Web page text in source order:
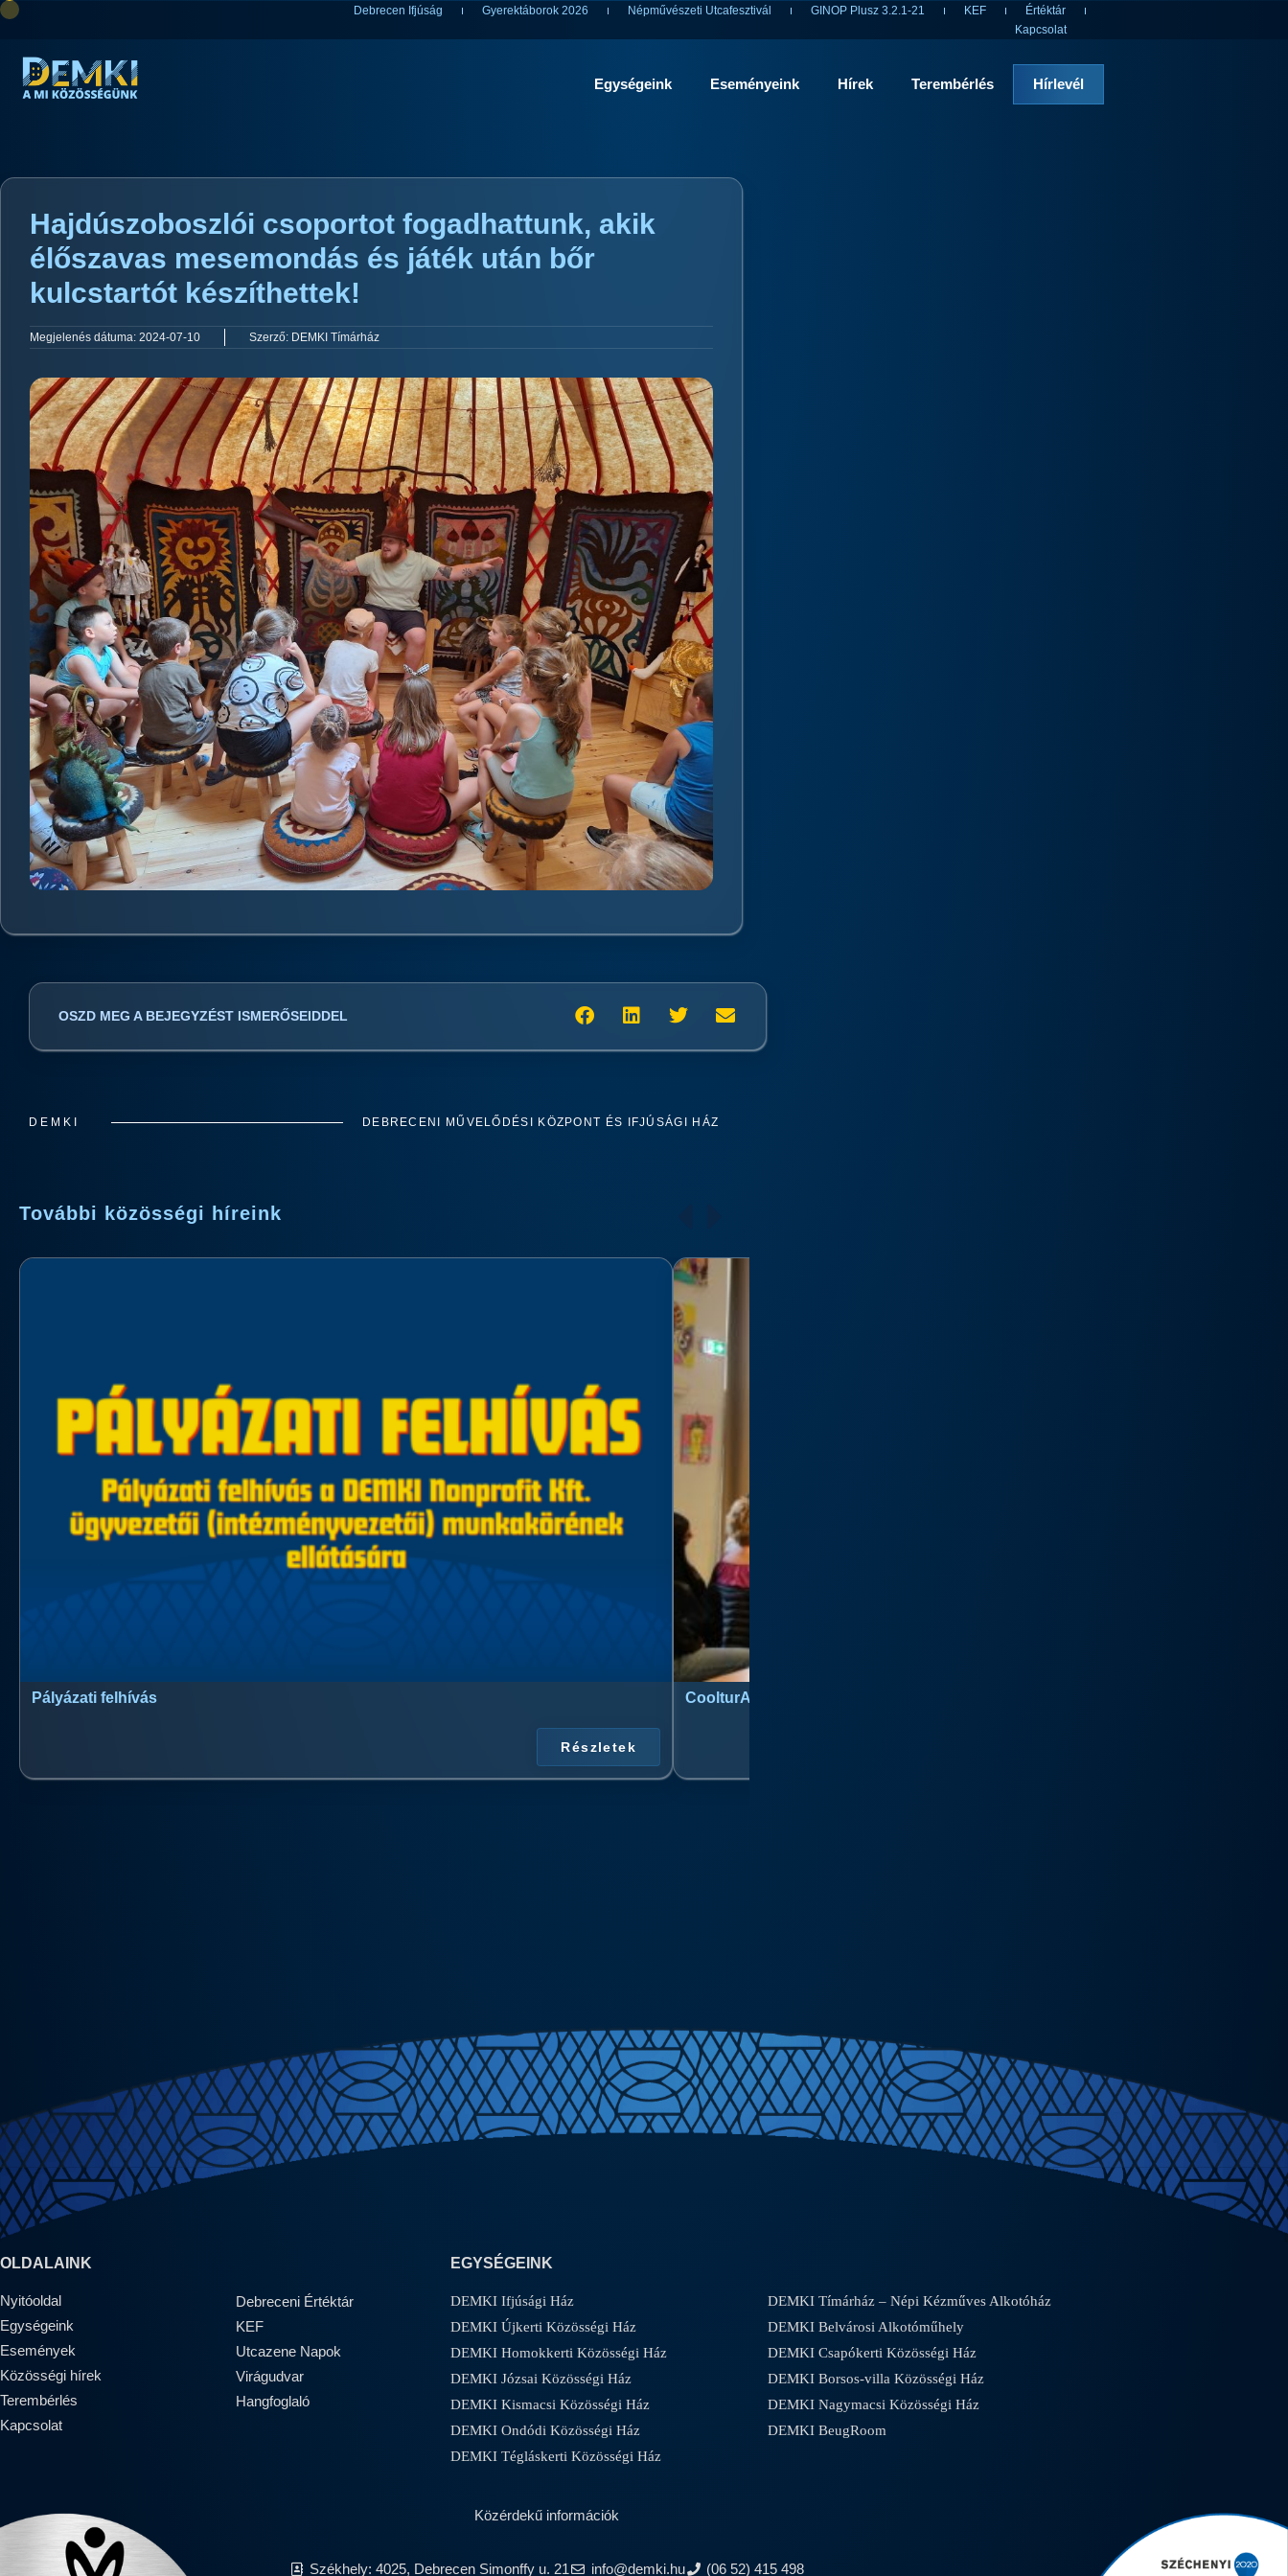
Debrecen Ifjúság Gyerektáborok 2026 Népművészeti Utcafesztivál GINOP Plusz 3.2.1-21 KEF
Értéktár
Kapcsolat
Egységeink Eseményeink Hírek Terembérlés Hírlevél
Hajdúszoboszlói csoportot fogadhattunk, akik
élőszavas mesemondás és játék után bőr
kulcstartót készíthettek!
Megjelenés dátuma: 2024-07-10 Szerző: DEMKI Tímárház
OSZD MEG A BEJEGYZÉST ISMERŐSEIDDEL
DEMKI DEBRECENI MŰVELŐDÉSI KÖZPONT ÉS IFJÚSÁGI HÁZ
További közösségi híreink
Pályázati felhívás
Részletek
CoolturArt™ Licit-Day™ művészeti kiállítás és művészeti nap
OLDALAINK
Nyitóoldal
Egységeink
Események
Közösségi hírek
Terembérlés
Kapcsolat
Debreceni Értéktár
KEF
Utcazene Napok
Virágudvar
Hangfoglaló
EGYSÉGEINK
DEMKI Ifjúsági Ház
DEMKI Tímárház – Népi Kézműves Alkotóház
DEMKI Újkerti Közösségi Ház
DEMKI Belvárosi Alkotóműhely
DEMKI Homokkerti Közösségi Ház
DEMKI Csapókerti Közösségi Ház
DEMKI Józsai Közösségi Ház
DEMKI Borsos-villa Közösségi Ház
DEMKI Kismacsi Közösségi Ház
DEMKI Nagymacsi Közösségi Ház
DEMKI Ondódi Közösségi Ház
DEMKI BeugRoom
DEMKI Tégláskerti Közösségi Ház
Közérdekű információk
Székhely: 4025, Debrecen Simonffy u. 21 info@demki.hu (06 52) 415 498